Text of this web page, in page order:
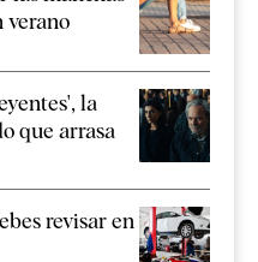
verano
la
que arrasa
revisar en